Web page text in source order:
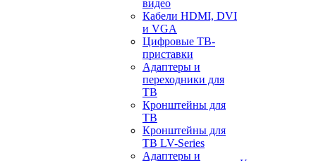
видео
Кабели HDMI, DVI
и VGA
Цифровые ТВ-
приставки
Адаптеры и
переходники для
ТВ
Кронштейны для
ТВ
Кронштейны для
ТВ LV-Series
Адаптеры и